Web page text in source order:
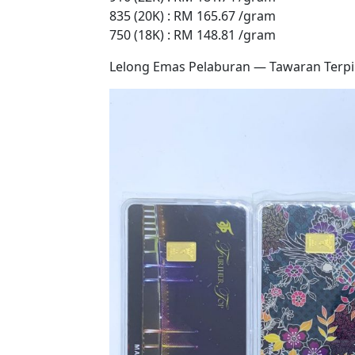
835 (20K) : RM 165.67 /gram
750 (18K) : RM 148.81 /gram
Lelong Emas Pelaburan — Tawaran